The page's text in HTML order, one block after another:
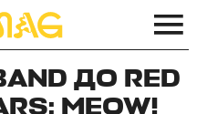
ДО RED
MEOW!